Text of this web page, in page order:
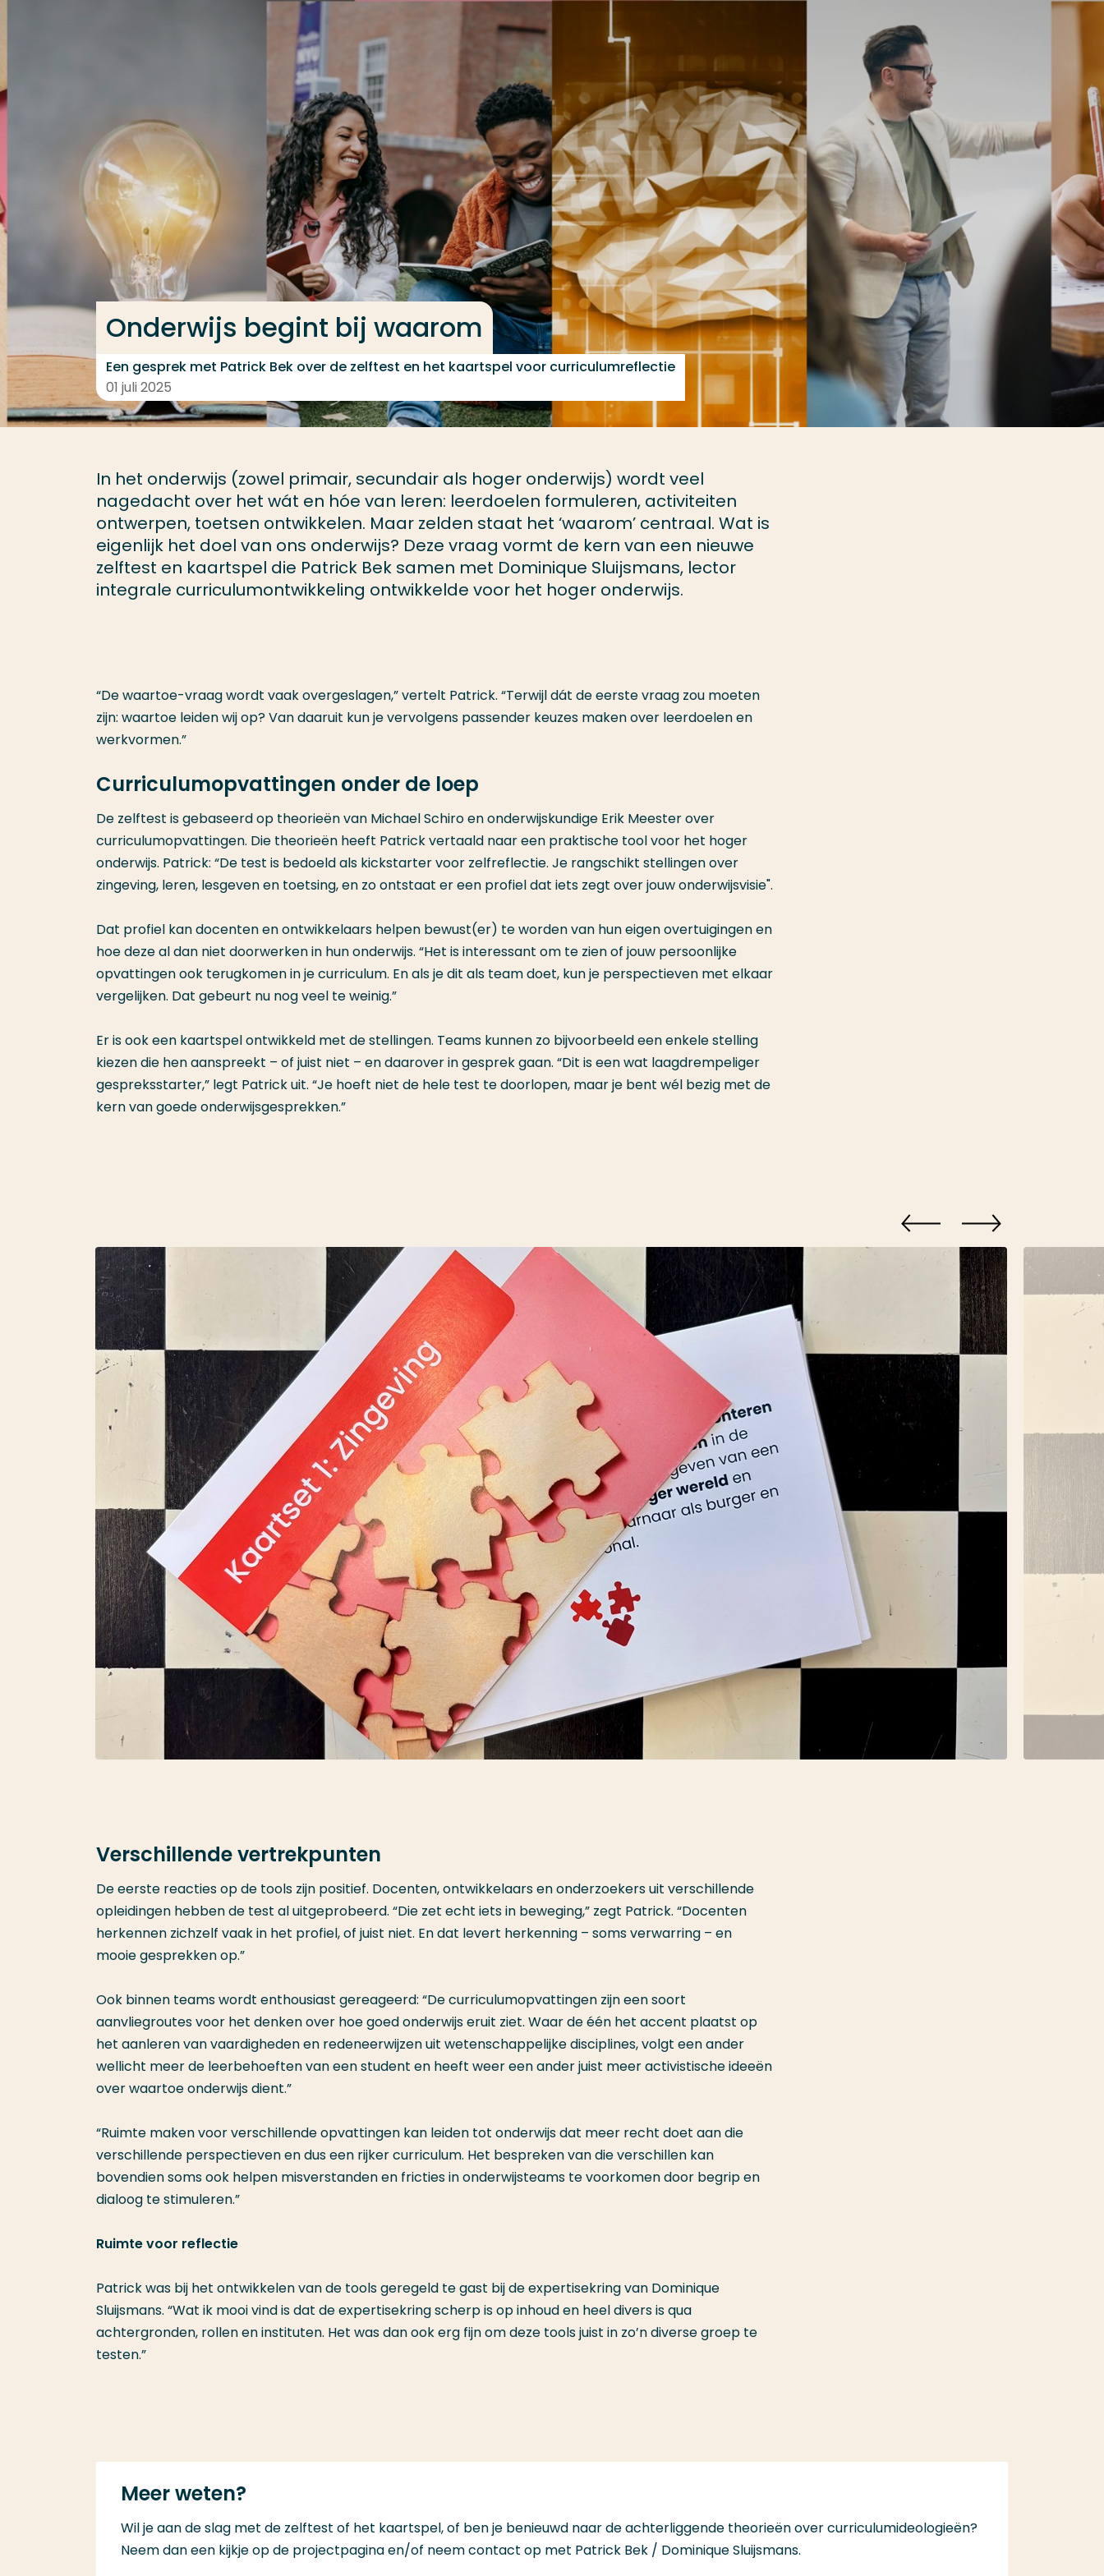
Onderwijs begint bij waarom
Een gesprek met Patrick Bek over de zelftest en het kaartspel voor curriculumreflectie
01 juli 2025
In het onderwijs (zowel primair, secundair als hoger onderwijs) wordt veel
nagedacht over het wát en hóe van leren: leerdoelen formuleren, activiteiten
ontwerpen, toetsen ontwikkelen. Maar zelden staat het ‘waarom’ centraal. Wat is
eigenlijk het doel van ons onderwijs? Deze vraag vormt de kern van een nieuwe
zelftest en kaartspel die Patrick Bek samen met Dominique Sluijsmans, lector
integrale curriculumontwikkeling ontwikkelde voor het hoger onderwijs.
“De waartoe-vraag wordt vaak overgeslagen,” vertelt Patrick. “Terwijl dát de eerste vraag zou moeten
zijn: waartoe leiden wij op? Van daaruit kun je vervolgens passender keuzes maken over leerdoelen en
werkvormen.”
Curriculumopvattingen onder de loep
De zelftest is gebaseerd op theorieën van Michael Schiro en onderwijskundige Erik Meester over
curriculumopvattingen. Die theorieën heeft Patrick vertaald naar een praktische tool voor het hoger
onderwijs. Patrick: “De test is bedoeld als kickstarter voor zelfreflectie. Je rangschikt stellingen over
zingeving, leren, lesgeven en toetsing, en zo ontstaat er een profiel dat iets zegt over jouw onderwijsvisie".
Dat profiel kan docenten en ontwikkelaars helpen bewust(er) te worden van hun eigen overtuigingen en
hoe deze al dan niet doorwerken in hun onderwijs. “Het is interessant om te zien of jouw persoonlijke
opvattingen ook terugkomen in je curriculum. En als je dit als team doet, kun je perspectieven met elkaar
vergelijken. Dat gebeurt nu nog veel te weinig.”
Er is ook een kaartspel ontwikkeld met de stellingen. Teams kunnen zo bijvoorbeeld een enkele stelling
kiezen die hen aanspreekt – of juist niet – en daarover in gesprek gaan. “Dit is een wat laagdrempeliger
gespreksstarter,” legt Patrick uit. “Je hoeft niet de hele test te doorlopen, maar je bent wél bezig met de
kern van goede onderwijsgesprekken.”
Verschillende vertrekpunten
De eerste reacties op de tools zijn positief. Docenten, ontwikkelaars en onderzoekers uit verschillende
opleidingen hebben de test al uitgeprobeerd. “Die zet echt iets in beweging,” zegt Patrick. “Docenten
herkennen zichzelf vaak in het profiel, of juist niet. En dat levert herkenning – soms verwarring – en
mooie gesprekken op.”
Ook binnen teams wordt enthousiast gereageerd: “De curriculumopvattingen zijn een soort
aanvliegroutes voor het denken over hoe goed onderwijs eruit ziet. Waar de één het accent plaatst op
het aanleren van vaardigheden en redeneerwijzen uit wetenschappelijke disciplines, volgt een ander
wellicht meer de leerbehoeften van een student en heeft weer een ander juist meer activistische ideeën
over waartoe onderwijs dient.”
“Ruimte maken voor verschillende opvattingen kan leiden tot onderwijs dat meer recht doet aan die
verschillende perspectieven en dus een rijker curriculum. Het bespreken van die verschillen kan
bovendien soms ook helpen misverstanden en fricties in onderwijsteams te voorkomen door begrip en
dialoog te stimuleren.”
Ruimte voor reflectie
Patrick was bij het ontwikkelen van de tools geregeld te gast bij de expertisekring van Dominique
Sluijsmans. “Wat ik mooi vind is dat de expertisekring scherp is op inhoud en heel divers is qua
achtergronden, rollen en instituten. Het was dan ook erg fijn om deze tools juist in zo’n diverse groep te
testen.”
Meer weten?
Wil je aan de slag met de zelftest of het kaartspel, of ben je benieuwd naar de achterliggende theorieën over curriculumideologieën?
Neem dan een kijkje op de projectpagina en/of neem contact op met Patrick Bek / Dominique Sluijsmans.
Veel gezocht
Opleiding
Contact